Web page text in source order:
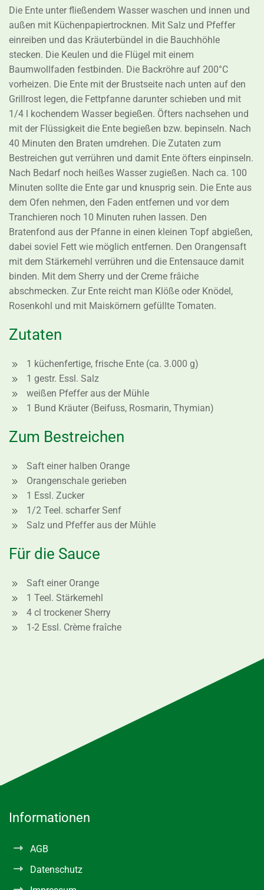
Die Ente unter fließendem Wasser waschen und innen und
außen mit Küchenpapiertrocknen. Mit Salz und Pfeffer
einreiben und das Kräuterbündel in die Bauchhöhle
stecken. Die Keulen und die Flügel mit einem
Baumwollfaden festbinden. Die Backröhre auf 200°C
vorheizen. Die Ente mit der Brustseite nach unten auf den
Grillrost legen, die Fettpfanne darunter schieben und mit
1/4 l kochendem Wasser begießen. Öfters nachsehen und
mit der Flüssigkeit die Ente begießen bzw. bepinseln. Nach
40 Minuten den Braten umdrehen. Die Zutaten zum
Bestreichen gut verrühren und damit Ente öfters einpinseln.
Nach Bedarf noch heißes Wasser zugießen. Nach ca. 100
Minuten sollte die Ente gar und knusprig sein. Die Ente aus
dem Ofen nehmen, den Faden entfernen und vor dem
Tranchieren noch 10 Minuten ruhen lassen. Den
Bratenfond aus der Pfanne in einen kleinen Topf abgießen,
dabei soviel Fett wie möglich entfernen. Den Orangensaft
mit dem Stärkemehl verrühren und die Entensauce damit
binden. Mit dem Sherry und der Creme frâiche
abschmecken. Zur Ente reicht man Klöße oder Knödel,
Rosenkohl und mit Maiskörnern gefüllte Tomaten.
Zutaten
1 küchenfertige, frische Ente (ca. 3.000 g)
1 gestr. Essl. Salz
weißen Pfeffer aus der Mühle
1 Bund Kräuter (Beifuss, Rosmarin, Thymian)
Zum Bestreichen
Saft einer halben Orange
Orangenschale gerieben
1 Essl. Zucker
1/2 Teel. scharfer Senf
Salz und Pfeffer aus der Mühle
Für die Sauce
Saft einer Orange
1 Teel. Stärkemehl
4 cl trockener Sherry
1-2 Essl. Crème fraîche
Informationen
AGB
Datenschutz